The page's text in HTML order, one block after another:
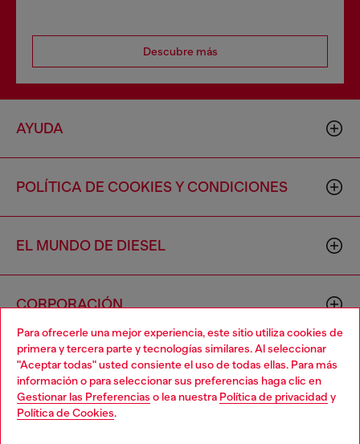
Para ofrecerle una mejor experiencia, este sitio utiliza cookies de
primera y tercera parte y tecnologías similares. Al seleccionar
"Aceptar todas" usted consiente el uso de todas ellas. Para más
información o para seleccionar sus preferencias haga clic en
Gestionar las Preferencias o lea nuestra Política de privacidad y
Política de Cookies.
Descubre más
AYUDA
POLÍTICA DE COOKIES Y CONDICIONES
EL MUNDO DE DIESEL
CORPORACIÓN